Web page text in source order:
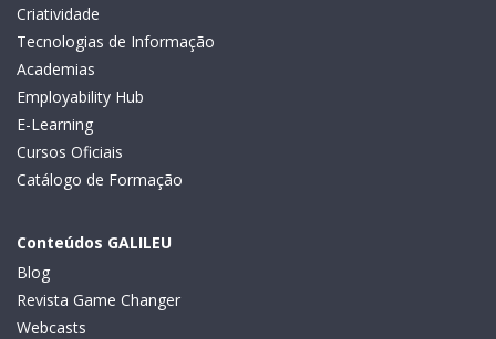
Criatividade
Tecnologias de Informação
Academias
Employability Hub
E-Learning
Cursos Oficiais
Catálogo de Formação
Conteúdos GALILEU
Blog
Revista Game Changer
Webcasts